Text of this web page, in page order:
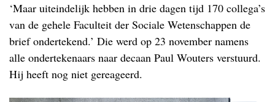
‘Maar uiteindelijk hebben in drie dagen tijd 170 collega’s
van de gehele Faculteit der Sociale Wetenschappen de
brief ondertekend.’ Die werd op 23 november namens
alle ondertekenaars naar decaan Paul Wouters verstuurd.
Hij heeft nog niet gereageerd.